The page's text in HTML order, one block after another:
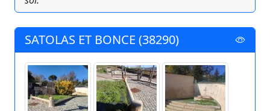
SATOLAS ET BONCE (38290)